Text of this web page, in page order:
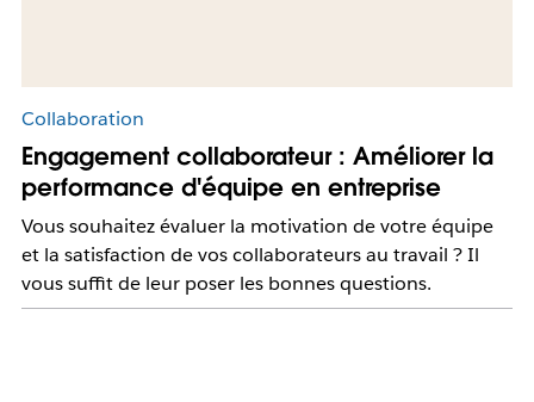
Collaboration
Engagement collaborateur : Améliorer la
performance d'équipe en entreprise
Vous souhaitez évaluer la motivation de votre équipe
et la satisfaction de vos collaborateurs au travail ? Il
vous suffit de leur poser les bonnes questions.